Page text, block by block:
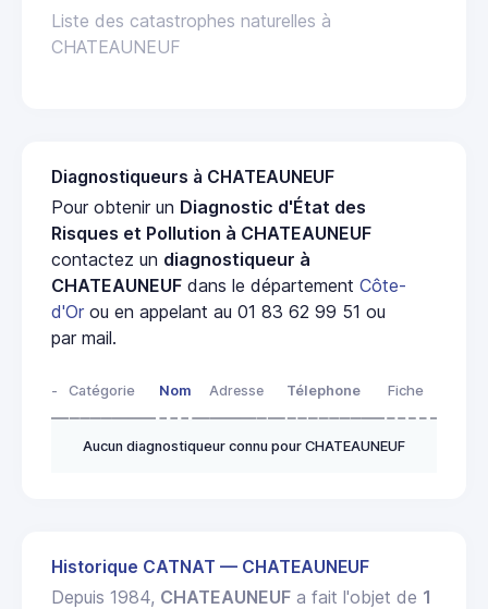
Liste des catastrophes naturelles à
CHATEAUNEUF
Diagnostiqueurs à CHATEAUNEUF
Pour obtenir un Diagnostic d'État des
Risques et Pollution à CHATEAUNEUF
contactez un diagnostiqueur à
CHATEAUNEUF dans le département Côte-
d'Or ou en appelant au 01 83 62 99 51 ou
par mail.
- Catégorie Nom Adresse Télephone Fiche
Aucun diagnostiqueur connu pour CHATEAUNEUF
Historique CATNAT — CHATEAUNEUF
Depuis 1984, CHATEAUNEUF a fait l'objet de 1